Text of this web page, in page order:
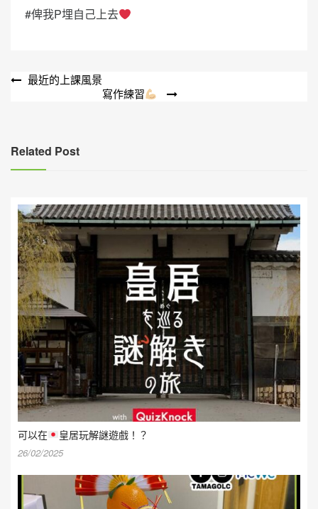
#俾我P埋自己上去
文
覽
最近的上課風景
寫作練習
Related Post
可以在 皇居玩解謎遊戲！？
26/02/2025